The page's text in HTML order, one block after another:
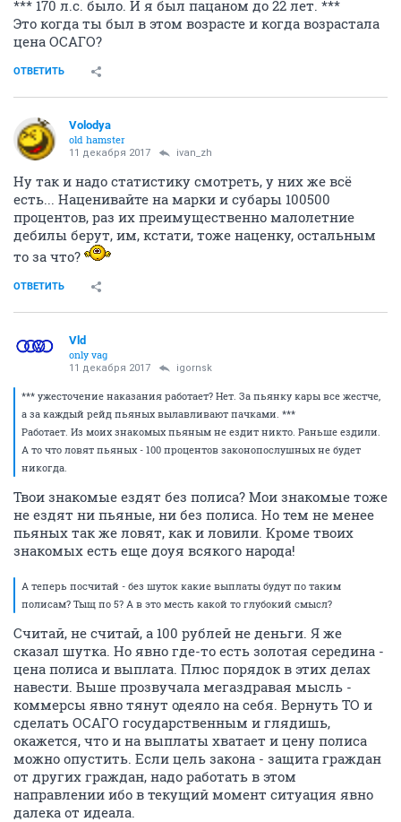
*** 170 л.с. было. И я был пацаном до 22 лет. ***
Это когда ты был в этом возрасте и когда возрастала
цена ОСАГО?
ОТВЕТИТЬ
Volodya
old hamster
11 декабря 2017 ivаn_zh
Ну так и надо статистику смотреть, у них же всё
есть... Наценивайте на марки и субары 100500
процентов, раз их преимущественно малолетние
дебилы берут, им, кстати, тоже наценку, остальным
то за что?
ОТВЕТИТЬ
Vld
only vag
11 декабря 2017 igornsk
*** ужесточение наказания работает? Нет. За пьянку кары все жестче,
а за каждый рейд пьяных вылавливают пачками. ***
Работает. Из моих знакомых пьяным не ездит никто. Раньше ездили.
А то что ловят пьяных - 100 процентов законопослушных не будет
никогда.
Твои знакомые ездят без полиса? Мои знакомые тоже
не ездят ни пьяные, ни без полиса. Но тем не менее
пьяных так же ловят, как и ловили. Кроме твоих
знакомых есть еще доуя всякого народа!
А теперь посчитай - без шуток какие выплаты будут по таким
полисам? Тыщ по 5? А в это месть какой то глубокий смысл?
Считай, не считай, а 100 рублей не деньги. Я же
сказал шутка. Но явно где-то есть золотая середина -
цена полиса и выплата. Плюс порядок в этих делах
навести. Выше прозвучала мегаздравая мысль -
коммерсы явно тянут одеяло на себя. Вернуть ТО и
сделать ОСАГО государственным и глядишь,
окажется, что и на выплаты хватает и цену полиса
можно опустить. Если цель закона - защита граждан
от других граждан, надо работать в этом
направлении ибо в текущий момент ситуация явно
далека от идеала.